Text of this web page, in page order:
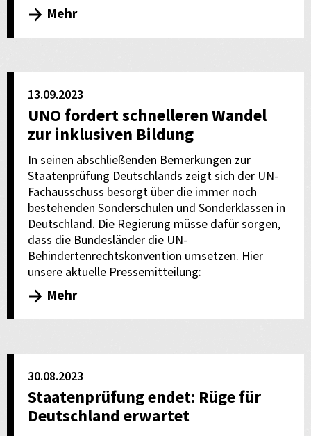
Mehr
13.09.2023
UNO fordert schnelleren Wandel
zur inklusiven Bildung
In seinen abschließenden Bemerkungen zur
Staatenprüfung Deutschlands zeigt sich der UN-
Fachausschuss besorgt über die immer noch
bestehenden Sonderschulen und Sonderklassen in
Deutschland. Die Regierung müsse dafür sorgen,
dass die Bundesländer die UN-
Behindertenrechtskonvention umsetzen. Hier
unsere aktuelle Pressemitteilung:
Mehr
30.08.2023
Staatenprüfung endet: Rüge für
Deutschland erwartet